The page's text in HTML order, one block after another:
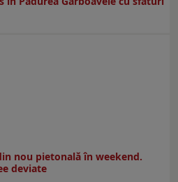
nou pietonală în weekend.
deviate